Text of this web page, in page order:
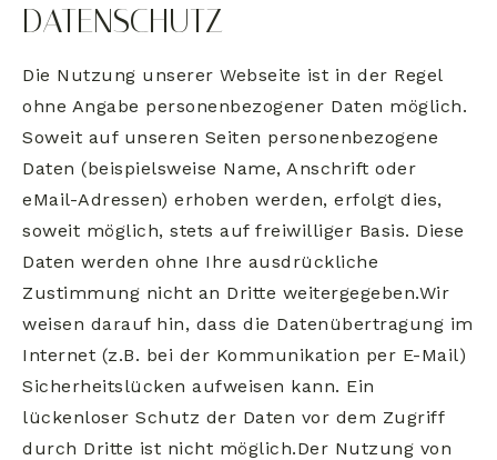
DATENSCHUTZ
Die Nutzung unserer Webseite ist in der Regel
ohne Angabe personenbezogener Daten möglich.
Soweit auf unseren Seiten personenbezogene
Daten (beispielsweise Name, Anschrift oder
eMail-Adressen) erhoben werden, erfolgt dies,
soweit möglich, stets auf freiwilliger Basis. Diese
Daten werden ohne Ihre ausdrückliche
Zustimmung nicht an Dritte weitergegeben.Wir
weisen darauf hin, dass die Datenübertragung im
Internet (z.B. bei der Kommunikation per E-Mail)
Sicherheitslücken aufweisen kann. Ein
lückenloser Schutz der Daten vor dem Zugriff
durch Dritte ist nicht möglich.Der Nutzung von